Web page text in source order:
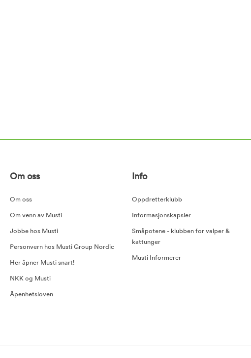
Om oss
Om oss
Om venn av Musti
Jobbe hos Musti
Personvern hos Musti Group Nordic
Her åpner Musti snart!
NKK og Musti
Åpenhetsloven
Info
Oppdretterklubb
Informasjonskapsler
Småpotene - klubben for valper &
kattunger
Musti Informerer